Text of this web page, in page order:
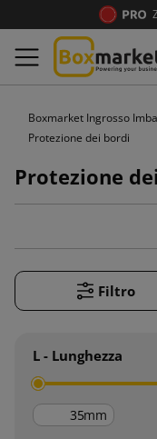
Boxmarket Ingrosso
Protezione dei bordi
Protezione
Filtro
L - Lunghezza
mm